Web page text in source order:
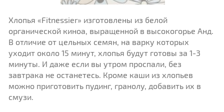
Хлопья «Fitnessier» изготовлены из белой
органической киноа, выращенной в высокогорье Анд.
В отличие от цельных семян, на варку которых
уходит около 15 минут, хлопья будут готовы за 1-3
минуты. И даже если вы утром проспали, без
завтрака не останетесь. Кроме каши из хлопьев
можно приготовить пудинг, гранолу, добавить их в
смузи.